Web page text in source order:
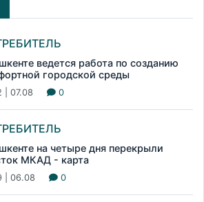
ведется работа по созданию
городской среды
| 07.08 0
на четыре дня перекрыли
МКАД - карта
| 06.08 0